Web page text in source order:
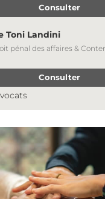
Consulter
Toni Landini
pénal des affaires &
Consulter